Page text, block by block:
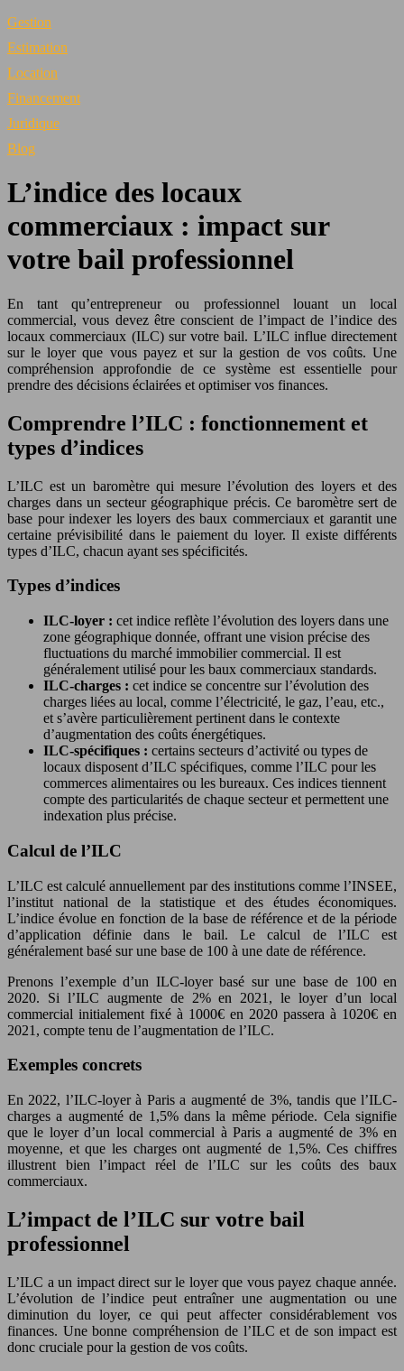
Gestion
Estimation
Location
Financement
Juridique
Blog
L’indice des locaux
commerciaux : impact sur
votre bail professionnel
En tant qu’entrepreneur ou professionnel louant un local
commercial, vous devez être conscient de l’impact de l’indice des
locaux commerciaux (ILC) sur votre bail. L’ILC influe directement
sur le loyer que vous payez et sur la gestion de vos coûts. Une
compréhension approfondie de ce système est essentielle pour
prendre des décisions éclairées et optimiser vos finances.
Comprendre l’ILC : fonctionnement et
types d’indices
L’ILC est un baromètre qui mesure l’évolution des loyers et des
charges dans un secteur géographique précis. Ce baromètre sert de
base pour indexer les loyers des baux commerciaux et garantit une
certaine prévisibilité dans le paiement du loyer. Il existe différents
types d’ILC, chacun ayant ses spécificités.
Types d’indices
ILC-loyer : cet indice reflète l’évolution des loyers dans une
zone géographique donnée, offrant une vision précise des
fluctuations du marché immobilier commercial. Il est
généralement utilisé pour les baux commerciaux standards.
ILC-charges : cet indice se concentre sur l’évolution des
charges liées au local, comme l’électricité, le gaz, l’eau, etc.,
et s’avère particulièrement pertinent dans le contexte
d’augmentation des coûts énergétiques.
ILC-spécifiques : certains secteurs d’activité ou types de
locaux disposent d’ILC spécifiques, comme l’ILC pour les
commerces alimentaires ou les bureaux. Ces indices tiennent
compte des particularités de chaque secteur et permettent une
indexation plus précise.
Calcul de l’ILC
L’ILC est calculé annuellement par des institutions comme l’INSEE,
l’institut national de la statistique et des études économiques.
L’indice évolue en fonction de la base de référence et de la période
d’application définie dans le bail. Le calcul de l’ILC est
généralement basé sur une base de 100 à une date de référence.
Prenons l’exemple d’un ILC-loyer basé sur une base de 100 en
2020. Si l’ILC augmente de 2% en 2021, le loyer d’un local
commercial initialement fixé à 1000€ en 2020 passera à 1020€ en
2021, compte tenu de l’augmentation de l’ILC.
Exemples concrets
En 2022, l’ILC-loyer à Paris a augmenté de 3%, tandis que l’ILC-
charges a augmenté de 1,5% dans la même période. Cela signifie
que le loyer d’un local commercial à Paris a augmenté de 3% en
moyenne, et que les charges ont augmenté de 1,5%. Ces chiffres
illustrent bien l’impact réel de l’ILC sur les coûts des baux
commerciaux.
L’impact de l’ILC sur votre bail
professionnel
L’ILC a un impact direct sur le loyer que vous payez chaque année.
L’évolution de l’indice peut entraîner une augmentation ou une
diminution du loyer, ce qui peut affecter considérablement vos
finances. Une bonne compréhension de l’ILC et de son impact est
donc cruciale pour la gestion de vos coûts.